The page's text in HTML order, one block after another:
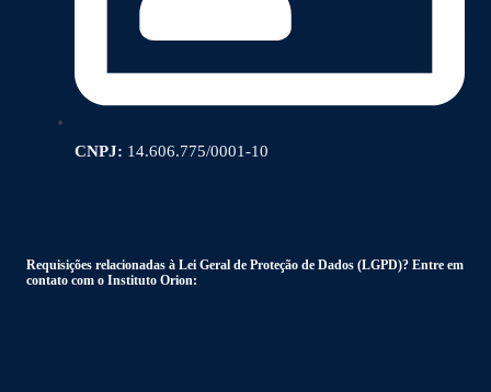
CNPJ: 14.606.775/0001-10
Requisições relacionadas à Lei Geral de Proteção de Dados (LGPD)? Entre em
contato com o Instituto Orion: